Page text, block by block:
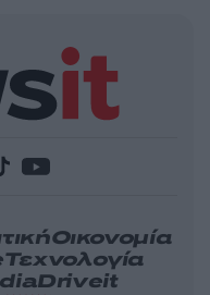
Οικονομία
Τεχνολογία
Driveit